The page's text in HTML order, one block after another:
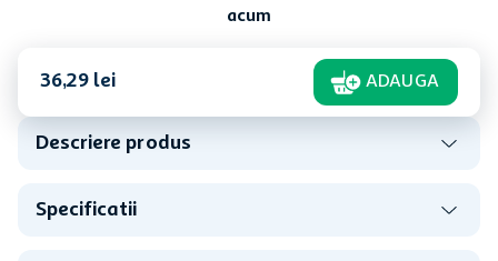
acum
36,29 lei ADAUGA
Descriere produs
Specificatii